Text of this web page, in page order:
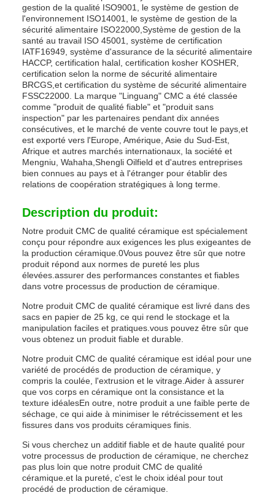
gestion de la qualité ISO9001, le système de gestion de
l'environnement ISO14001, le système de gestion de la
sécurité alimentaire ISO22000,Système de gestion de la
santé au travail ISO 45001, système de certification
IATF16949, système d'assurance de la sécurité alimentaire
HACCP, certification halal, certification kosher KOSHER,
certification selon la norme de sécurité alimentaire
BRCGS,et certification du système de sécurité alimentaire
FSSC22000. La marque "Linguang" CMC a été classée
comme "produit de qualité fiable" et "produit sans
inspection" par les partenaires pendant dix années
consécutives, et le marché de vente couvre tout le pays,et
est exporté vers l'Europe, Amérique, Asie du Sud-Est,
Afrique et autres marchés internationaux, la société et
Mengniu, Wahaha,Shengli Oilfield et d'autres entreprises
bien connues au pays et à l'étranger pour établir des
relations de coopération stratégiques à long terme.
Description du produit:
Notre produit CMC de qualité céramique est spécialement
conçu pour répondre aux exigences les plus exigeantes de
la production céramique.0Vous pouvez être sûr que notre
produit répond aux normes de pureté les plus
élevées.assurer des performances constantes et fiables
dans votre processus de production de céramique.
Notre produit CMC de qualité céramique est livré dans des
sacs en papier de 25 kg, ce qui rend le stockage et la
manipulation faciles et pratiques.vous pouvez être sûr que
vous obtenez un produit fiable et durable.
Notre produit CMC de qualité céramique est idéal pour une
variété de procédés de production de céramique, y
compris la coulée, l'extrusion et le vitrage.Aider à assurer
que vos corps en céramique ont la consistance et la
texture idéalesEn outre, notre produit a une faible perte de
séchage, ce qui aide à minimiser le rétrécissement et les
fissures dans vos produits céramiques finis.
Si vous cherchez un additif fiable et de haute qualité pour
votre processus de production de céramique, ne cherchez
pas plus loin que notre produit CMC de qualité
céramique.et la pureté, c'est le choix idéal pour tout
procédé de production de céramique.